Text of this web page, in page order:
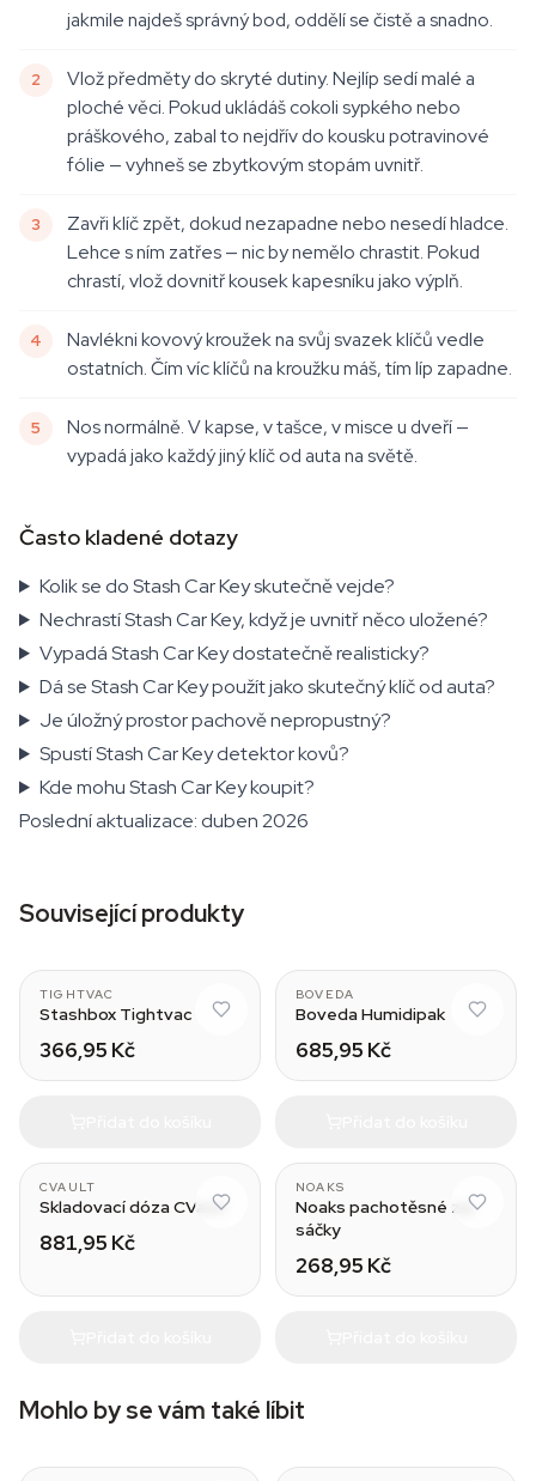
jakmile najdeš správný bod, oddělí se čistě a snadno.
Vlož předměty do skryté dutiny. Nejlíp sedí malé a
ploché věci. Pokud ukládáš cokoli sypkého nebo
práškového, zabal to nejdřív do kousku potravinové
fólie — vyhneš se zbytkovým stopám uvnitř.
Zavři klíč zpět, dokud nezapadne nebo nesedí hladce.
Lehce s ním zatřes — nic by nemělo chrastit. Pokud
chrastí, vlož dovnitř kousek kapesníku jako výplň.
Navlékni kovový kroužek na svůj svazek klíčů vedle
ostatních. Čím víc klíčů na kroužku máš, tím líp zapadne.
Nos normálně. V kapse, v tašce, v misce u dveří —
vypadá jako každý jiný klíč od auta na světě.
Často kladené dotazy
Kolik se do Stash Car Key skutečně vejde?
Nechrastí Stash Car Key, když je uvnitř něco uložené?
Vypadá Stash Car Key dostatečně realisticky?
Dá se Stash Car Key použít jako skutečný klíč od auta?
Je úložný prostor pachově nepropustný?
Spustí Stash Car Key detektor kovů?
Kde mohu Stash Car Key koupit?
Poslední aktualizace: duben 2026
Související produkty
TIGHTVAC
Stashbox Tightvac
366,95 Kč
BOVEDA
Boveda Humidipak
685,95 Kč
CVAULT
Skladovací dóza CVault
881,95 Kč
NOAKS
Noaks pachotěsné zip
sáčky
268,95 Kč
Mohlo by se vám také líbit